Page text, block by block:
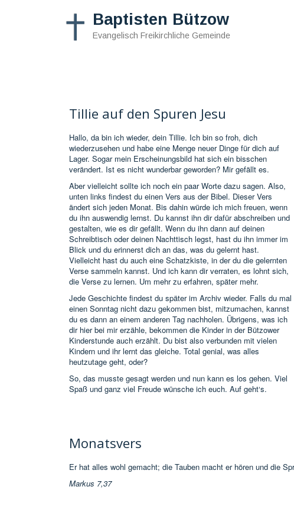
Baptisten Bützow
Evangelisch Freikirchliche Gemeinde
Tillie auf den Spuren Jesu
Hallo, da bin ich wieder, dein Tillie. Ich bin so froh, dich
wiederzusehen und habe eine Menge neuer Dinge für dich auf
Lager. Sogar mein Erscheinungsbild hat sich ein bisschen
verändert. Ist es nicht wunderbar geworden? Mir gefällt es.
Aber vielleicht sollte ich noch ein paar Worte dazu sagen. Also,
unten links findest du einen Vers aus der Bibel. Dieser Vers
ändert sich jeden Monat. Bis dahin würde ich mich freuen, wenn
du ihn auswendig lernst. Du kannst ihn dir dafür abschreiben und
gestalten, wie es dir gefällt. Wenn du ihn dann auf deinen
Schreibtisch oder deinen Nachttisch legst, hast du ihn immer im
Blick und du erinnerst dich an das, was du gelernt hast.
Vielleicht hast du auch eine Schatzkiste, in der du die gelernten
Verse sammeln kannst. Und ich kann dir verraten, es lohnt sich,
die Verse zu lernen. Um mehr zu erfahren, später mehr.
Jede Geschichte findest du später im Archiv wieder. Falls du mal
einen Sonntag nicht dazu gekommen bist, mitzumachen, kannst
du es dann an einem anderen Tag nachholen. Übrigens, was ich
dir hier bei mir erzähle, bekommen die Kinder in der Bützower
Kinderstunde auch erzählt. Du bist also verbunden mit vielen
Kindern und ihr lernt das gleiche. Total genial, was alles
heutzutage geht, oder?
So, das musste gesagt werden und nun kann es los gehen. Viel
Spaß und ganz viel Freude wünsche ich euch. Auf geht‘s.
Monatsvers
Er hat alles wohl gemacht; die Tauben macht er hören und die
Markus 7,37